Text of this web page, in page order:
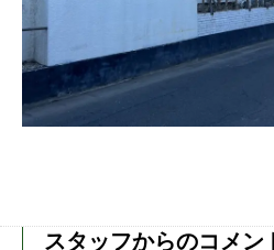
スタッフからのコメン